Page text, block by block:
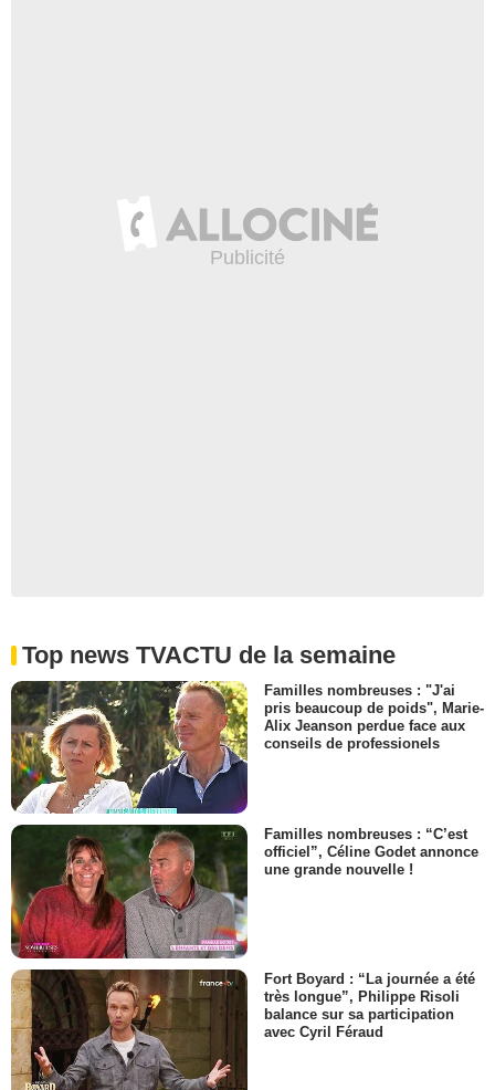
Top news TVACTU de la semaine
Familles nombreuses : "J'ai
pris beaucoup de poids", Marie-
Alix Jeanson perdue face aux
conseils de professionels
Familles nombreuses : “C’est
officiel”, Céline Godet annonce
une grande nouvelle !
Fort Boyard : “La journée a été
très longue”, Philippe Risoli
balance sur sa participation
avec Cyril Féraud